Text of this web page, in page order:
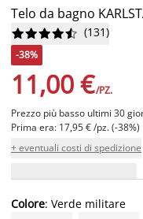
Telo da bagno





 (131)
-38%
11,00 €/PZ.
Prezzo più basso ultimi 30
Prima era: 17,95 € /pz. (-38%)
+ eventuali costi di spedizione
Colore: Verde militare